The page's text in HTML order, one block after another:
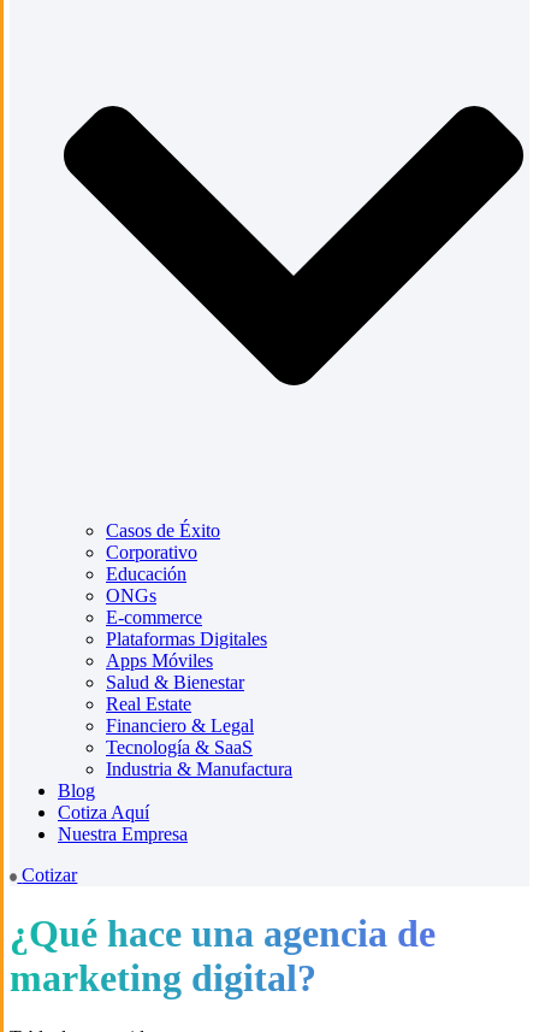
Casos de Éxito
Corporativo
Educación
ONGs
E-commerce
Plataformas Digitales
Apps Móviles
Salud & Bienestar
Real Estate
Financiero & Legal
Tecnología & SaaS
Industria & Manufactura
Blog
Cotiza Aquí
Nuestra Empresa
Cotizar
¿Qué hace una agencia de
marketing digital?